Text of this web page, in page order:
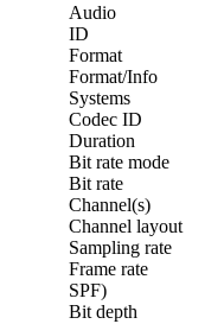
Audio
ID :
Format
Format/Info
Systems
Codec
Duration :
Bit rate
Bit rate :
Channel(s)
Channel
Sampling
Frame rate :
SPF)
Bit depth